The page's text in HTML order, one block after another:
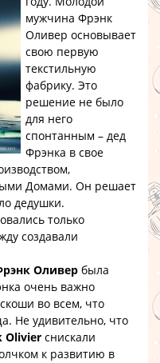
мужчина Фрэнк
Оливер основывает
свою первую
текстильную
фабрику. Это
решение не было
для него
спонтанным – дед
Фрэнка в свое
Домами. Он решает
дедушки.
только
создавали
Оливер была
очень важно
во всем, что
Не удивительно, что
Olivier снискали
к развитию в